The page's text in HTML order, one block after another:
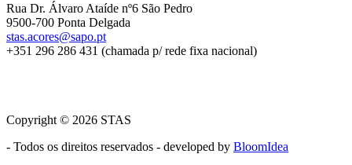
Rua Dr. Álvaro Ataíde nº6 São Pedro
9500-700 Ponta Delgada
stas.acores@sapo.pt
+351 296 286 431 (chamada p/ rede fixa nacional)
Copyright © 2026 STAS
- Todos os direitos reservados - developed by BloomIdea